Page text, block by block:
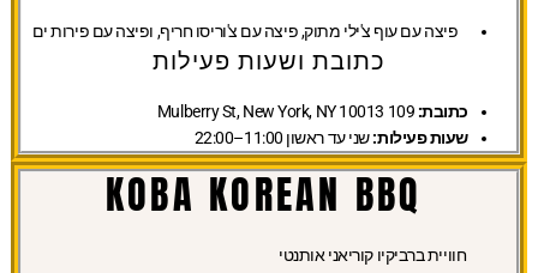
פיצה עם עוף צ'ילי מתוק, פיצה עם צ'וריסו חריף, ופיצה עם פירות ים
כתובת ושעות פעילות
כתובת:
שעות פעילות:שני עד ראשון 11:00–22:00
KOBA KOREAN BBQ
חוויית ברביקיו קוריאני אותנטי